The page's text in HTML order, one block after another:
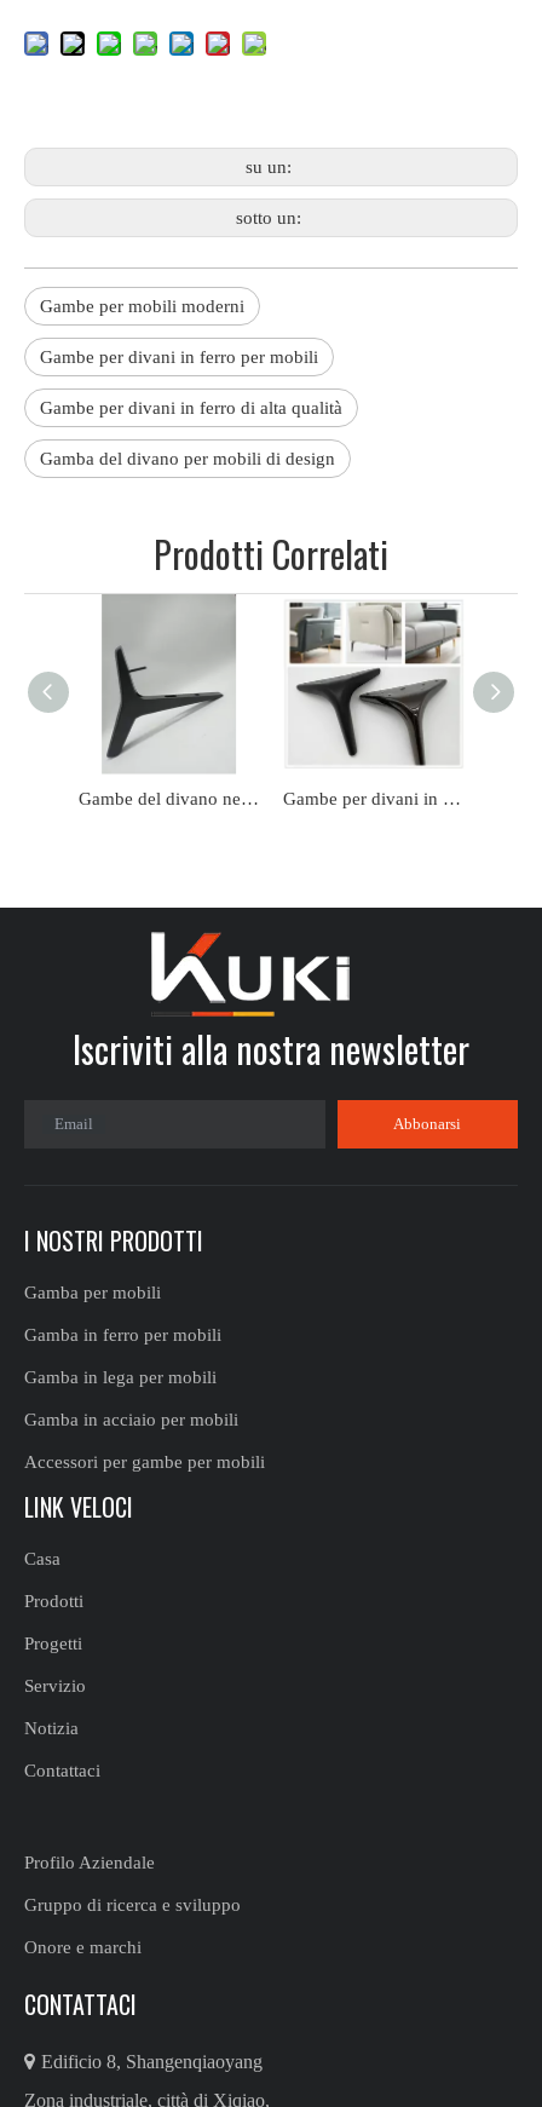
su un:
sotto un:
Gambe per mobili moderni
Gambe per divani in ferro per mobili
Gambe per divani in ferro di alta qualità
Gamba del divano per mobili di design
Prodotti Correlati
Gambe del divano nere dorate per mobili dal design personalizzato più recenti Gambe per divani in ferro di lusso a forma di Y affusolate moderne in metallo personalizzate in fabbrica
Iscriviti alla nostra newsletter​​​​​​​
Email Abbonarsi
I NOSTRI PRODOTTI
Gamba per mobili
Gamba in ferro per mobili
Gamba in lega per mobili
Gamba in acciaio per mobili
Accessori per gambe per mobili
LINK VELOCI
Casa
Prodotti
Progetti
Servizio
Notizia
Contattaci
Profilo Aziendale
Gruppo di ricerca e sviluppo
Onore e marchi
CONTATTACI
 Edificio 8, Shangenqiaoyang
Zona industriale, città di Xiqiao,